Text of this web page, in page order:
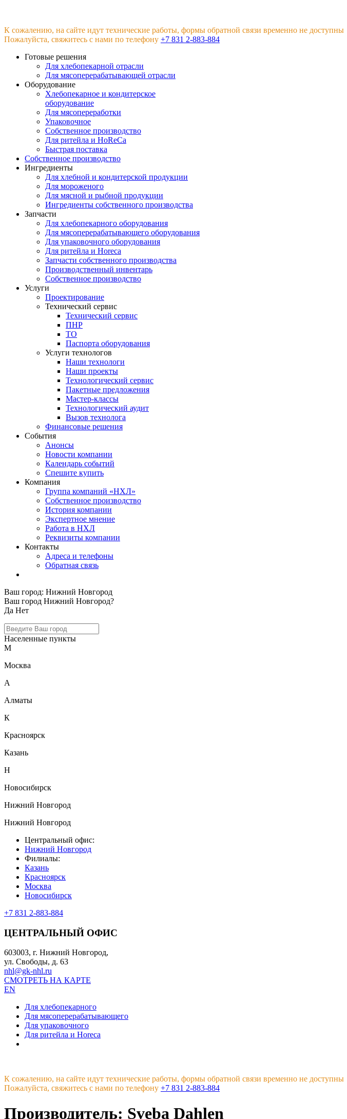
К сожалению, на сайте идут технические работы, формы обратной связи временно не доступны
Пожалуйста, свяжитесь с нами по телефону +7 831 2-883-884
Готовые решения
Для хлебопекарной отрасли
Для мясоперерабатывающей отрасли
Оборудование
Хлебопекарное и кондитерское
оборудование
Для мясопереработки
Упаковочное
Собственное производство
Для ритейла и HoReCa
Быстрая поставка
Собственное производство
Ингредиенты
Для хлебной и кондитерской продукции
Для мороженого
Для мясной и рыбной продукции
Ингредиенты собственного производства
Запчасти
Для хлебопекарного оборудования
Для мясоперерабатывающего оборудования
Для упаковочного оборудования
Для ритейла и Horeca
Запчасти собственного производства
Производственный инвентарь
Собственное производство
Услуги
Проектирование
Технический сервис
Технический сервис
ПНР
ТО
Паспорта оборудования
Услуги технологов
Наши технологи
Наши проекты
Технологический сервис
Пакетные предложения
Мастер-классы
Технологический аудит
Вызов технолога
Финансовые решения
События
Анонсы
Новости компании
Календарь событий
Спешите купить
Компания
Группа компаний «НХЛ»
Собственное производство
История компании
Экспертное мнение
Работа в НХЛ
Реквизиты компании
Контакты
Адреса и телефоны
Обратная связь
Ваш город: Нижний Новгород
Ваш город Нижний Новгород?
Да Нет
Населенные пункты
М
Москва
А
Алматы
К
Красноярск
Казань
Н
Новосибирск
Нижний Новгород
Нижний Новгород
Центральный офис:
Нижний Новгород
Филиалы:
Казань
Красноярск
Москва
Новосибирск
+7 831 2-883-884
ЦЕНТРАЛЬНЫЙ ОФИС
603003, г. Нижний Новгород,
ул. Свободы, д. 63
nhl@gk-nhl.ru
СМОТРЕТЬ НА КАРТЕ
EN
Для хлебопекарного
Для мясоперерабатывающего
Для упаковочного
Для ритейла и Horeca
К сожалению, на сайте идут технические работы, формы обратной связи временно не доступны
Пожалуйста, свяжитесь с нами по телефону +7 831 2-883-884
Производитель: Sveba Dahlen